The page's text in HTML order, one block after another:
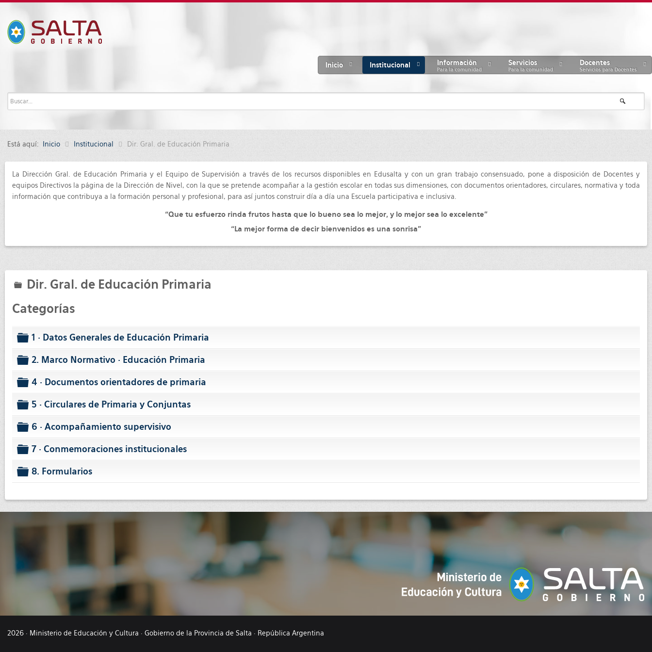
Inicio Institucional Información
Para la comunidad
Servicios
Para la comunidad
Docentes
Servicios para Docentes
Está aquí: Inicio Institucional Dir. Gral. de Educación Primaria
La Dirección Gral. de Educación Primaria y el Equipo de Supervisión a través de los recursos disponibles en Edusalta y con un gran trabajo consensuado, pone a disposición de Docentes y
equipos Directivos la página de la Dirección de Nivel, con la que se pretende acompañar a la gestión escolar en todas sus dimensiones, con documentos orientadores, circulares, normativa y toda
información que contribuya a la formación personal y profesional, para así juntos construir día a día una Escuela participativa e inclusiva.
“Que tu esfuerzo rinda frutos hasta que lo bueno sea lo mejor, y lo mejor sea lo excelente”
“La mejor forma de decir bienvenidos es una sonrisa”
Dir. Gral. de Educación Primaria
Categorías
folder
1 · Datos Generales de Educación Primaria
folder
2. Marco Normativo · Educación Primaria
folder
4 · Documentos orientadores de primaria
folder
5 · Circulares de Primaria y Conjuntas
folder
6 · Acompañamiento supervisivo
folder
7 · Conmemoraciones institucionales
folder
8. Formularios
2026 · Ministerio de Educación y Cultura · Gobierno de la Provincia de Salta · República Argentina